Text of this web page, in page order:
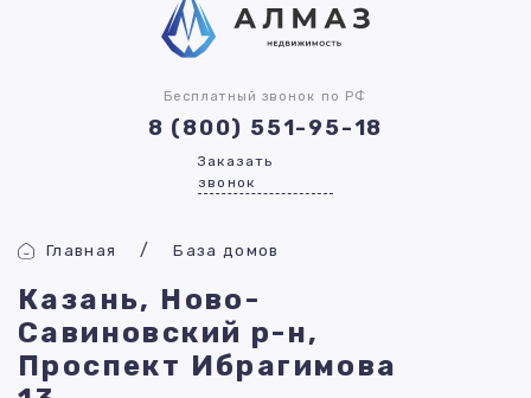
Бесплатный звонок по РФ
8 (800) 551-95-18
Заказать
звонок
Главная База домов
Казань, Ново-
Савиновский р-н,
Проспект Ибрагимова